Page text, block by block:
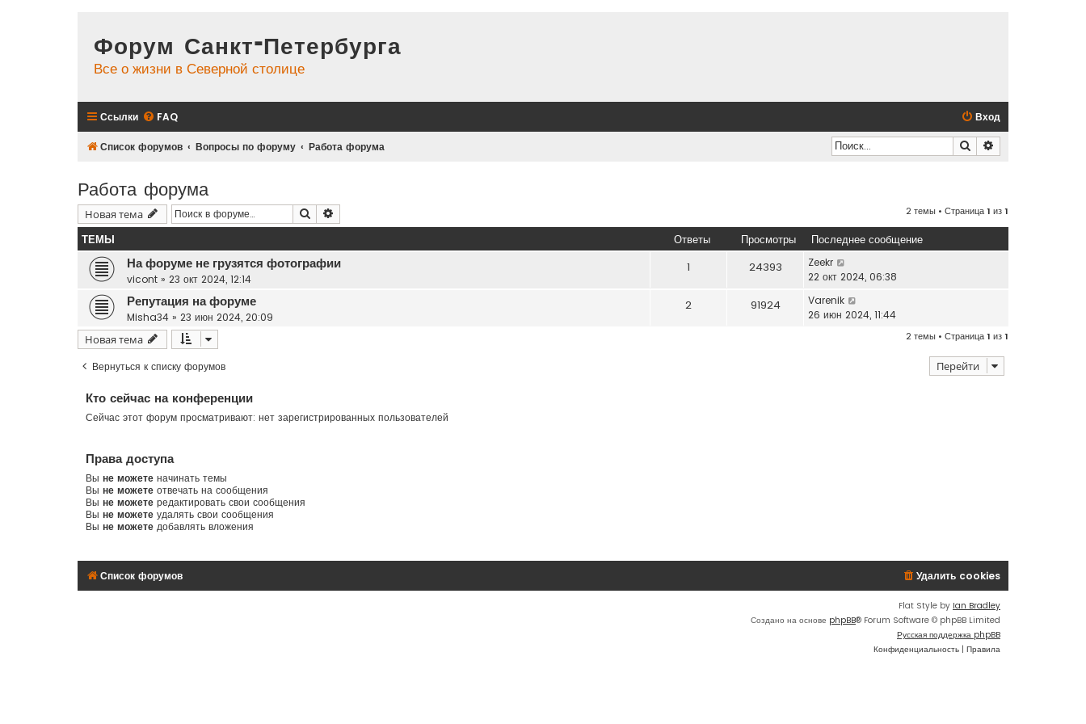
Форум Санкт-Петербурга
Все о жизни в Северной столице
Ссылки FAQ Вход
Список форумов Вопросы по форуму Работа форума Поиск
Работа форума
Новая тема Поиск 2 темы • Страница1 из1
ТЕМЫ Ответы Просмотры Последнее сообщение
На форуме не грузятся фотографии
vicont » 23 окт 2024, 12:14
1 24393
Zeekr
22 окт 2024, 06:38
Репутация на форуме
Misha34 » 23 июн 2024, 20:09
2 91924
Varenik
26 июн 2024, 11:44
Новая тема 2 темы • Страница1 из1
Вернуться к списку форумов Перейти
Кто сейчас на конференции
Сейчас этот форум просматривают: нет зарегистрированных пользователей
Права доступа
Вы не можете начинать темы
Вы не можете отвечать на сообщения
Вы не можете редактировать свои сообщения
Вы не можете удалять свои сообщения
Вы не можете добавлять вложения
Список форумов Удалить cookies
Flat Style by Ian Bradley
Создано на основе phpBB® Forum Software © phpBB Limited
Русская поддержка phpBB
Конфиденциальность | Правила